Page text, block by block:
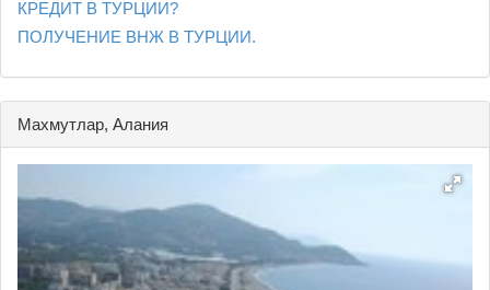
КРЕДИТ В ТУРЦИИ?
ПОЛУЧЕНИЕ ВНЖ В ТУРЦИИ.
Махмутлар, Алания